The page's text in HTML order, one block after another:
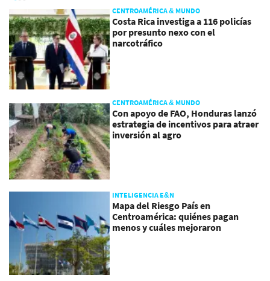
CENTROAMÉRICA & MUNDO
Costa Rica investiga a 116 policías
por presunto nexo con el
narcotráfico
CENTROAMÉRICA & MUNDO
Con apoyo de FAO, Honduras lanzó
estrategia de incentivos para atraer
inversión al agro
INTELIGENCIA E&N
Mapa del Riesgo País en
Centroamérica: quiénes pagan
menos y cuáles mejoraron